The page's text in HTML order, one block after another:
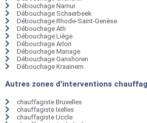
Débouchage Namur
Débouchage Schaerbeek
Débouchage Rhode-Saint-Genèse
Débouchage Ath
Débouchage Liège
Débouchage Arlon
Débouchage Manage
Débouchage Ganshoren
Débouchage Kraainem
Autres zones d'interventions
chauffagiste Bruxelles
chauffagiste Ixelles
chauffagiste Uccle